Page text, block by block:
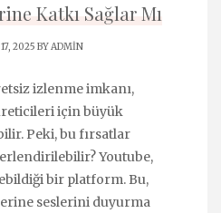
Katkı Sağlar Mı
2025 BYADMIN
izlenme imkanı,
için büyük
Peki, bu fırsatlar
Youtube,
bir platform. Bu,
seslerini duyurma